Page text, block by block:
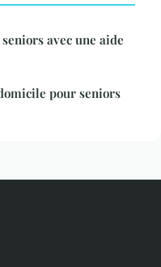
avec une aide
pour seniors